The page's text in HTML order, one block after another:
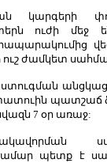
կարգերի
ուժի մեջ
ժամկետ
պատշաճ
7 օր առաջ:
պետք է